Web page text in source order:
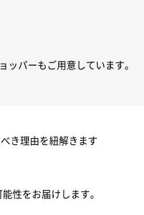
ッパーもご用意しています。
き理由を紐解きます
性をお届けします。